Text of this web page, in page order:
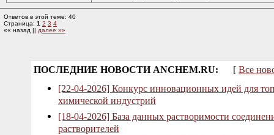
Ответов в этой теме: 40
Страница: 1 2 3 4
«« назад || далее »»
ПОСЛЕДНИЕ НОВОСТИ ANCHEM.RU: [ Все
[22-04-2026] Конкурс инновационных идей для
химической индустрий
[18-04-2026] База данных растворимости
растворителей